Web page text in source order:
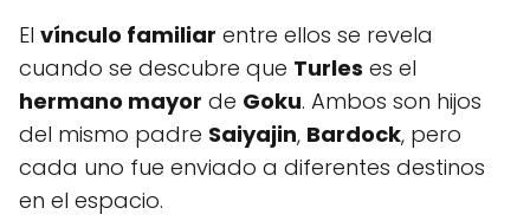
El vínculo familiar entre ellos se revela
cuando se descubre que Turles es el
hermano mayor de Goku. Ambos son hijos
del mismo padre Saiyajin, Bardock, pero
cada uno fue enviado a diferentes destinos
en el espacio.